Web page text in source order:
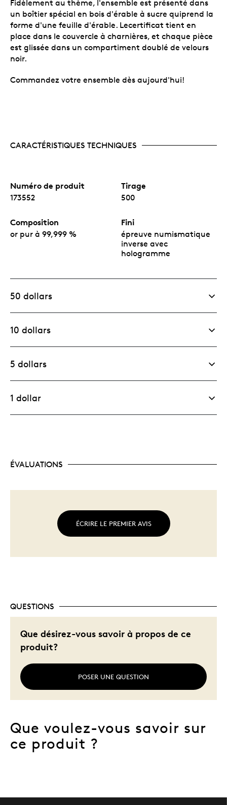
Fidèlement au thème, l'ensemble est présenté dans
un boîtier spécial en bois d'érable à sucre quiprend la
forme d'une feuille d'érable. Lecertificat tient en
place dans le couvercle à charnières, et chaque pièce
est glissée dans un compartiment doublé de velours
noir.
Commandez votre ensemble dès aujourd'hui!
CARACTÉRISTIQUES TECHNIQUES
Numéro de produit
173552
Tirage
500
Composition
or pur à 99,999 %
Fini
épreuve numismatique
inverse avec
hologramme
50 dollars
10 dollars
5 dollars
1 dollar
ÉVALUATIONS
ÉCRIRE LE PREMIER AVIS
QUESTIONS
Que désirez-vous savoir à propos de ce
produit?
POSER UNE QUESTION
Que voulez-vous savoir sur
ce produit ?